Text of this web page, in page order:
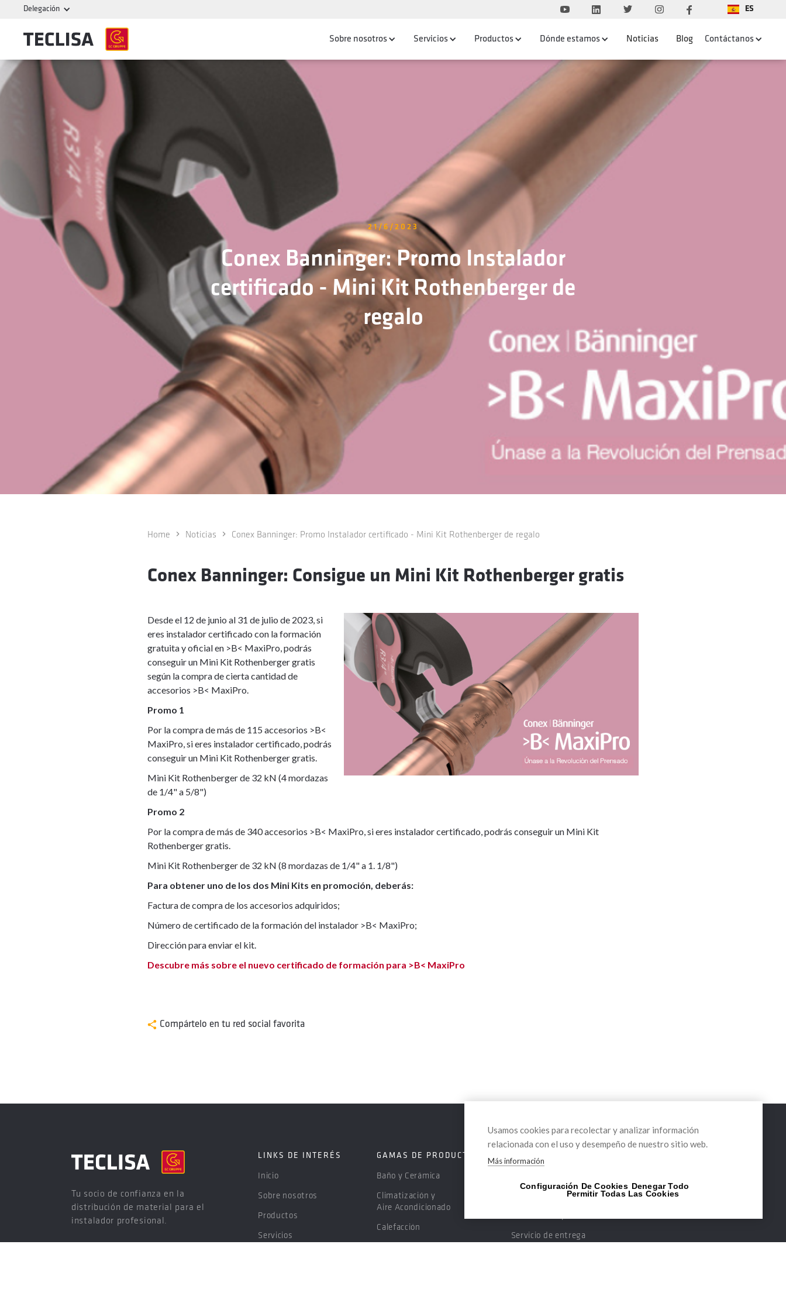
Delegación ES
Sobre nosotros Servicios Productos Dónde estamos Noticias Blog Contáctanos
21/6/2023
Conex Banninger: Promo Instalador
certificado - Mini Kit Rothenberger de
regalo
Home Noticias Conex Banninger: Promo Instalador certificado - Mini Kit Rothenberger de regalo
Conex Banninger: Consigue un Mini Kit Rothenberger gratis
Desde el 12 de junio al 31 de julio de 2023, si
eres instalador certificado con la formación
gratuita y oficial en >B< MaxiPro, podrás
conseguir un Mini Kit Rothenberger gratis
según la compra de cierta cantidad de
accesorios >B< MaxiPro.
Promo 1
Por la compra de más de 115 accesorios >B<
MaxiPro, si eres instalador certificado, podrás
conseguir un Mini Kit Rothenberger gratis.
Mini Kit Rothenberger de 32 kN (4 mordazas
de 1/4" a 5/8")
Promo 2
Por la compra de más de 340 accesorios >B< MaxiPro, si eres instalador certificado, podrás conseguir un Mini Kit
Rothenberger gratis.
Mini Kit Rothenberger de 32 kN (8 mordazas de 1/4" a 1. 1/8")
Para obtener uno de los dos Mini Kits en promoción, deberás:
Factura de compra de los accesorios adquiridos;
Número de certificado de la formación del instalador >B< MaxiPro;
Dirección para enviar el kit.
Descubre más sobre el nuevo certificado de formación para >B< MaxiPro
Compártelo en tu red social favorita
Tu socio de confianza en la
distribución de material para el
instalador profesional.
LINKS DE INTERÉS
Inicio
Sobre nosotros
Productos
Servicios
GAMAS DE PRODUCTOS
Baño y Cerámica
Climatización y
Aire Acondicionado
Calefacción
SERVICIOS
Puntos de venta ABEX
Servicio de entrega
Baleares
Usamos cookies para recolectar y analizar información
relacionada con el uso y desempeño de nuestro sitio web.
Más información
Configuración De Cookies Denegar Todo
Permitir Todas Las Cookies